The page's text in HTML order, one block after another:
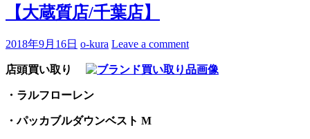
【大蔵質店/千葉店】
2018年9月16日 o-kura Leave a comment
店頭買い取り
・ラルフローレン
・パッカブルダウンベスト M